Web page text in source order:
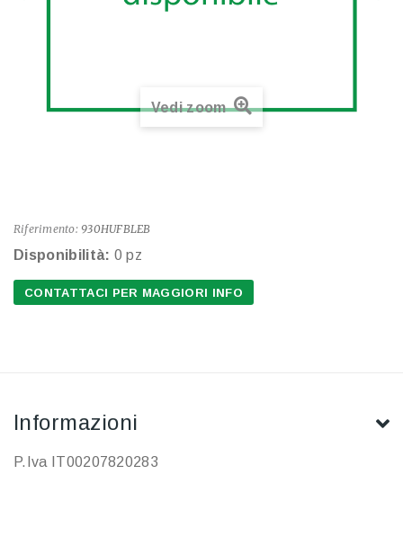
Vedi zoom
Riferimento: 930HUFBLEB
Disponibilità: 0 pz
CONTATTACI PER MAGGIORI INFO
Informazioni
P.Iva IT00207820283